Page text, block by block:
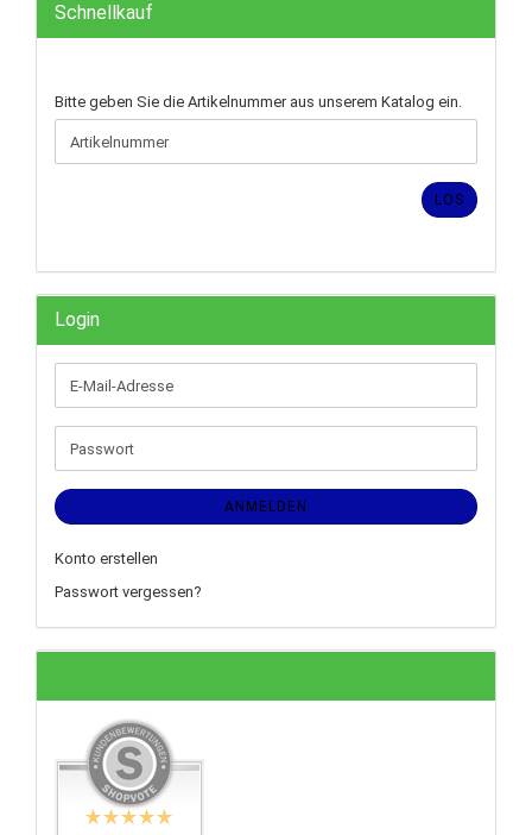
Schnellkauf
BITTE
GEBEN
SIE
DIE
EIN.
Bitte geben Sie die Artikelnummer aus unserem Katalog ein.
LOS
Login
E-
Mail-
Adresse
Passwort
ANMELDEN
Konto erstellen
Passwort vergessen?